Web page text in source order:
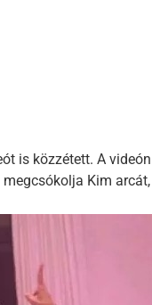
is közzétett. A
Kim